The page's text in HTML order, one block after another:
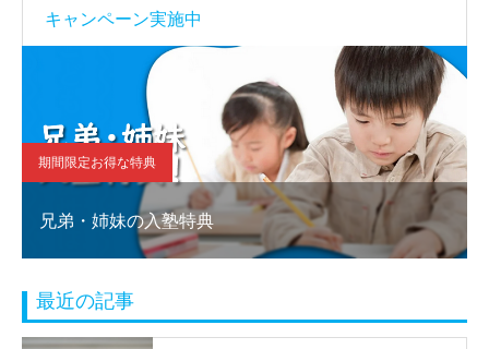
キャンペーン実施中
期間限定お得な特典
兄弟・姉妹の入塾特典
最近の記事